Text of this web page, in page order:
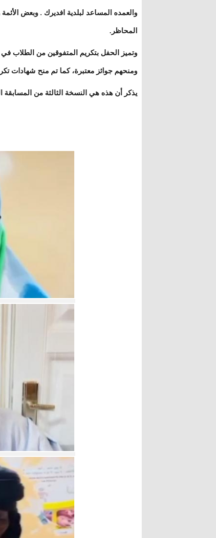
والعمده المساعد لبلدية افديرك . وبعض
المحاظر.
ومنحهم جوائز معتبرة، كما تم منح شهادات
يذكر أن هذه هي النسخة الثالثة من المسابقة